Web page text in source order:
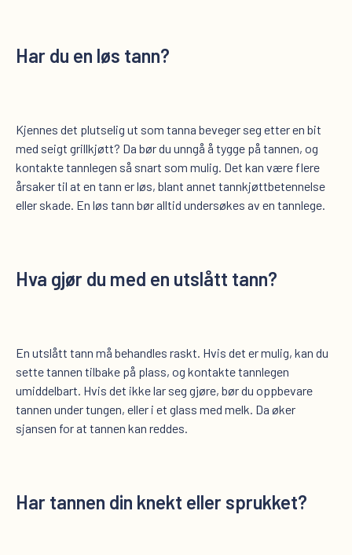
Har du en løs tann?
Kjennes det plutselig ut som tanna beveger seg etter en bit
med seigt grillkjøtt? Da bør du unngå å tygge på tannen, og
kontakte tannlegen så snart som mulig. Det kan være flere
årsaker til at en tann er løs, blant annet tannkjøttbetennelse
eller skade. En løs tann bør alltid undersøkes av en tannlege.
Hva gjør du med en utslått tann?
En utslått tann må behandles raskt. Hvis det er mulig, kan du
sette tannen tilbake på plass, og kontakte tannlegen
umiddelbart. Hvis det ikke lar seg gjøre, bør du oppbevare
tannen under tungen, eller i et glass med melk. Da øker
sjansen for at tannen kan reddes.
Har tannen din knekt eller sprukket?